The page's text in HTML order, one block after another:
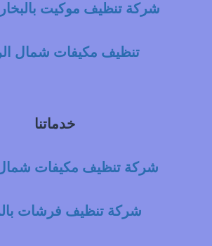
شركة تنظيف موكيت
تنظيف مكيفات شمال
خدماتنا
شركة تنظيف مكيفات
شركة تنظيف فرشات